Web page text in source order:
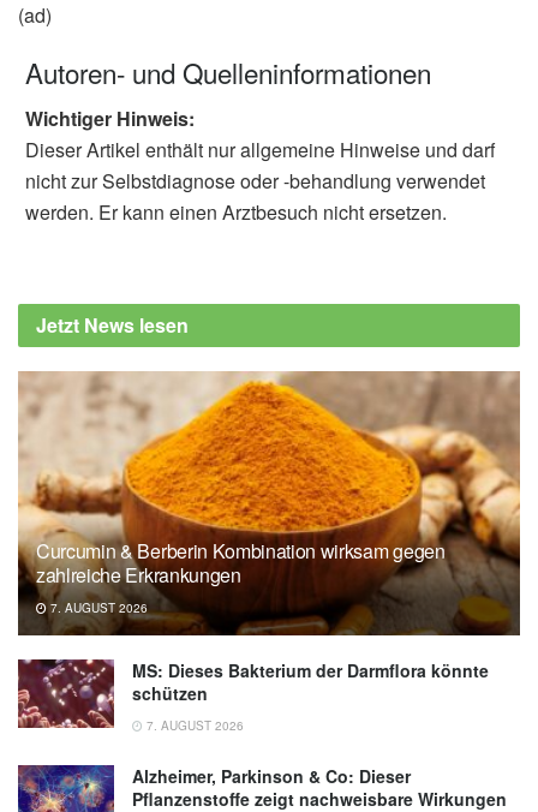
(ad)
Autoren- und Quelleninformationen
Wichtiger Hinweis:
Dieser Artikel enthält nur allgemeine Hinweise und darf
nicht zur Selbstdiagnose oder -behandlung verwendet
werden. Er kann einen Arztbesuch nicht ersetzen.
Jetzt News lesen
Curcumin & Berberin Kombination wirksam gegen
zahlreiche Erkrankungen
7. AUGUST 2026
MS: Dieses Bakterium der Darmflora könnte
schützen
7. AUGUST 2026
Alzheimer, Parkinson & Co: Dieser
Pflanzenstoffe zeigt nachweisbare Wirkungen